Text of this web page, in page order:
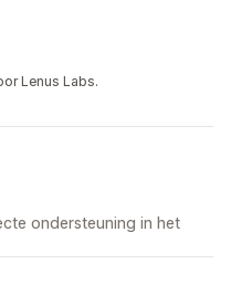
Lenus Labs.
ondersteuning in het